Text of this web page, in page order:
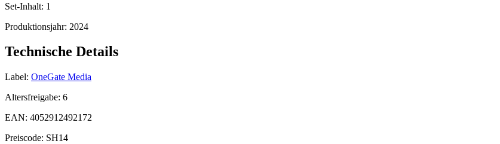
Set-Inhalt: 1
Produktionsjahr: 2024
Technische Details
Label: OneGate Media
Altersfreigabe: 6
EAN: 4052912492172
Preiscode: SH14